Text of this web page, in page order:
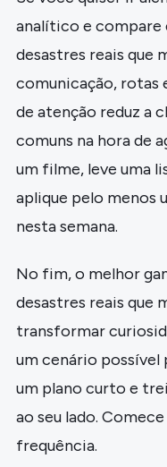
analítico e compare
desastres reais que
comunicação, rotas
de atenção reduz a
comuns na hora de
um filme, leve uma
aplique pelo menos
nesta semana.
No fim, o melhor
desastres reais que
transformar
um cenário possível
um plano curto e
ao seu lado.
frequência.